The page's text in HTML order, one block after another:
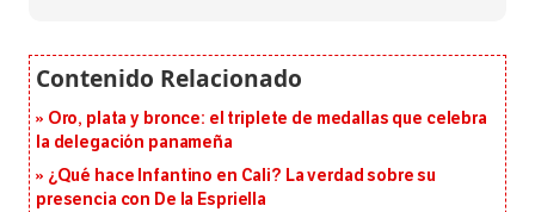
Oro, plata y bronce: el triplete de medallas que celebra
la delegación panameña
¿Qué hace Infantino en Cali? La verdad sobre su
presencia con De la Espriella